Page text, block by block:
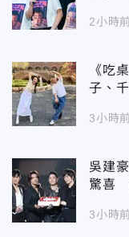
2小時前
《吃
子、
3小時前
吳建
驚喜
3小時前